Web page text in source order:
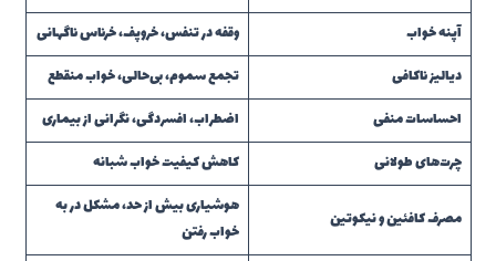
آپنه خواب
وقفه در تنفس، خروپف، خرناس ناگهانی
دیالیز ناکافی
تجمع سموم، بی‌حالی، خواب منقطع
احساسات منفی
اضطراب، افسردگی، نگرانی از بیماری
چرت‌های طولانی
کاهش کیفیت خواب شبانه
مصرف کافئین و نیکوتین
هوشیاری بیش از حد، مشکل در به
خواب رفتن